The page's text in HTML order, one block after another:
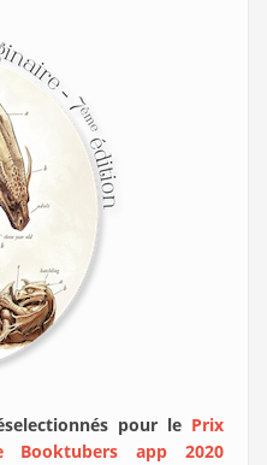
pour lePrix
Booktubers app 2020